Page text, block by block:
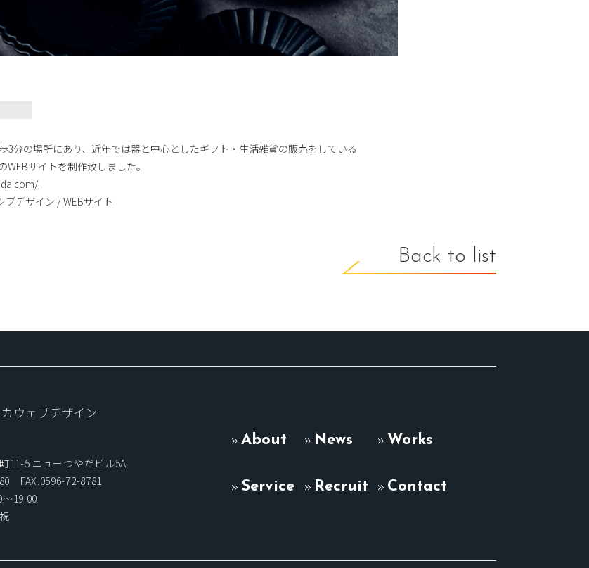
3分の場所にあり、近年では器と中心としたギフト・生活雑貨の販売をしている
WEBサイトを制作致しました。
デザイン / WEBサイト
Back to list
ウェブデザイン
11-5 ニューつやだビル5A
FAX.0596-72-8781
19:00
About News Works
Service Recruit Contact